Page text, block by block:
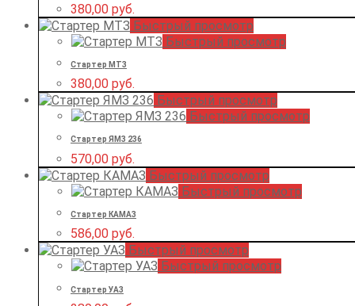
380,00 руб.
Быстрый просмотр
Быстрый просмотр
Стартер МТЗ
380,00 руб.
Быстрый просмотр
Быстрый просмотр
Стартер ЯМЗ 236
570,00 руб.
Быстрый просмотр
Быстрый просмотр
Стартер КАМАЗ
586,00 руб.
Быстрый просмотр
Быстрый просмотр
Стартер УАЗ